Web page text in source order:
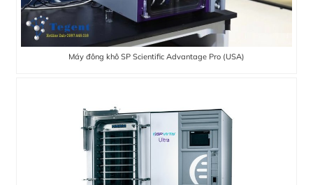
Máy đông khô SP Scientific Advantage Pro (USA)